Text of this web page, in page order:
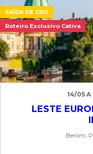
SAÍDA DE GRU
Roteiro Exclusivo Cativa
14/05 A
LESTE
Berlim,